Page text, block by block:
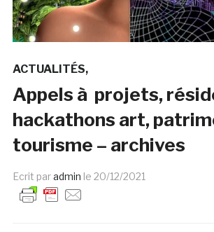
ACTUALITÉS
Appels à projets,
hackathons art,
tourisme – archives
Ecrit paradmin le 20/12/2021